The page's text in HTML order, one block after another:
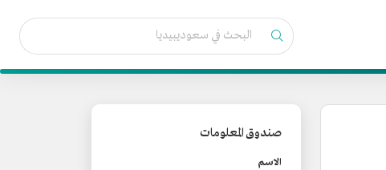
صندوق المعلومات
الاسم